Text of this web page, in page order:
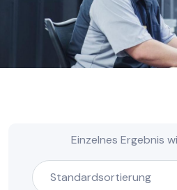
Einzelnes Ergebnis